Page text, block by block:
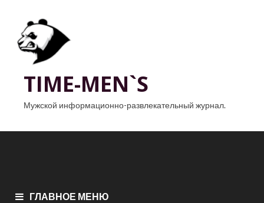
TIME-MEN`S
Мужской информационно-развлекательный журнал.
ГЛАВНОЕ МЕНЮ